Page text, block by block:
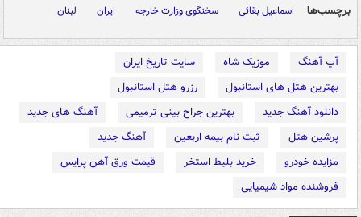
برچسب‌ها اسماعیل بقائی سخنگوی وزارت خارجه ایران لبنان
آپ آهنگ موزیک شاه
سایت تاریخ ایران
بهترین هتل های استانبول
رزرو هتل استانبول
دانلود آهنگ جدید
بهترین جراح بینی ترمیمی
آهنگ های جدید
پرشین هتل
ثبت نام بیمه اربعین
آهنگ جدید
مزایده خودرو
خرید بلیط استخر
قیمت ورق آهن پرایس
فروشنده مواد شیمیایی